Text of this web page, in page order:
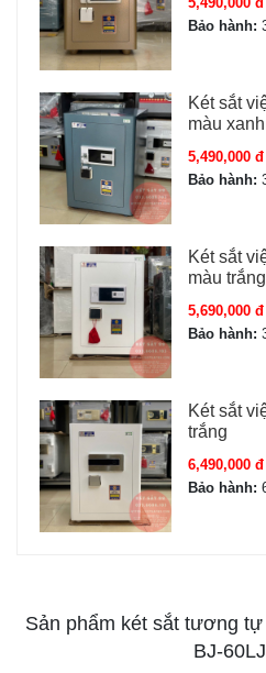
Bảo hành:
Két sắt
màu xanh
5,490,000 đ
Bảo hành:
Két sắt
màu trắng
5,690,000 đ
Bảo hành:
Két sắt
trắng
6,490,000 đ
Bảo hành:
Sản phẩm két sắt tương
BJ-60LJ